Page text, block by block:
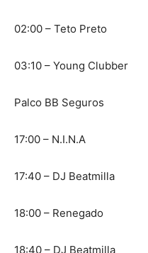
02:00 – Teto Preto
03:10 – Young Clubber
Palco BB Seguros
17:00 – N.I.N.A
17:40 – DJ Beatmilla
18:00 – Renegado
18:40 – DJ Beatmilla